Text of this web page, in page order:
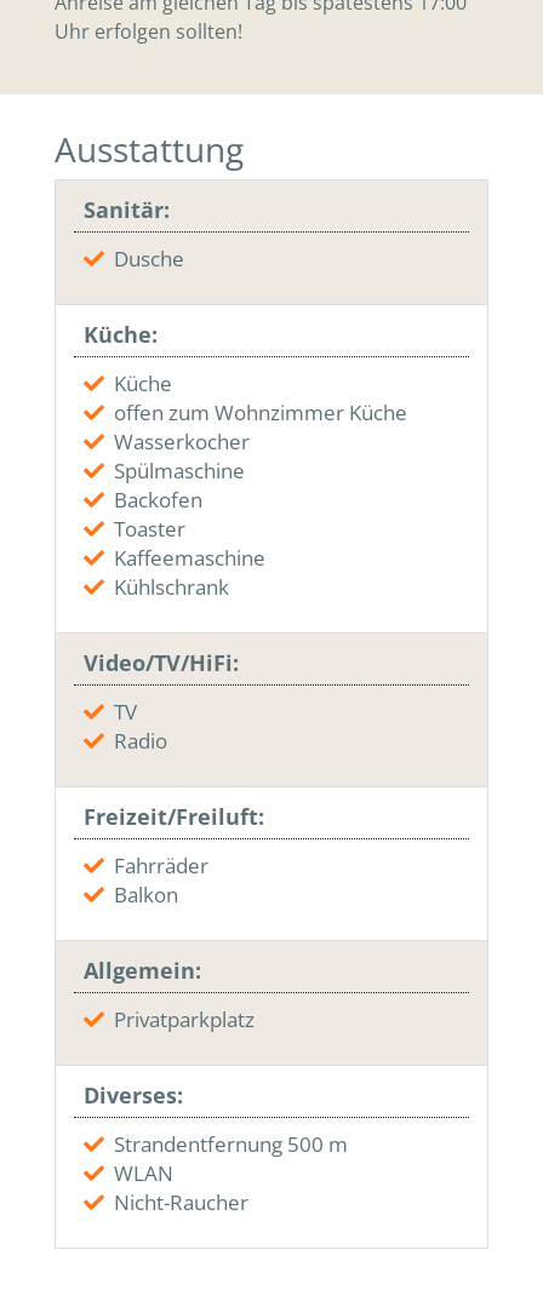
Uhr erfolgen sollten!
Ausstattung
Sanitär:
Dusche
Küche:
Küche
offen zum Wohnzimmer Küche
Wasserkocher
Spülmaschine
Backofen
Toaster
Kaffeemaschine
Kühlschrank
Video/TV/HiFi:
TV
Radio
Freizeit/Freiluft:
Fahrräder
Balkon
Allgemein:
Privatparkplatz
Diverses:
Strandentfernung 500 m
WLAN
Nicht-Raucher